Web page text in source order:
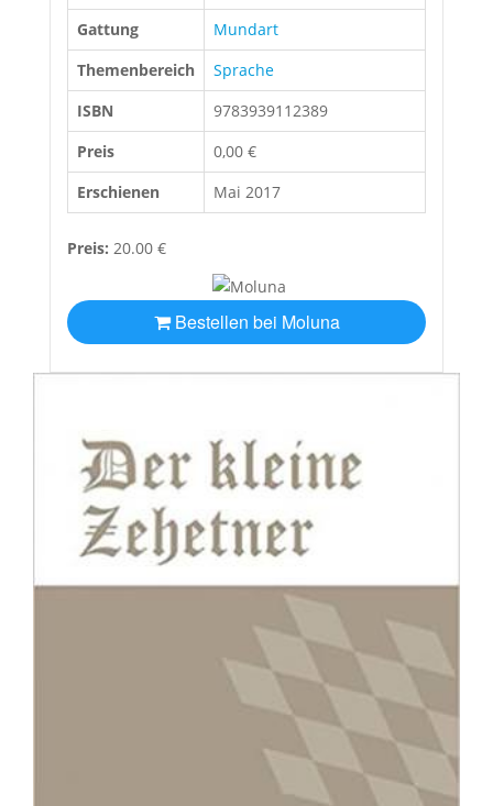
Gattung
Mundart
Themenbereich
Sprache
ISBN
9783939112389
Preis
0,00 €
Erschienen
Mai 2017
Preis: 20.00 €
Bestellen bei Moluna